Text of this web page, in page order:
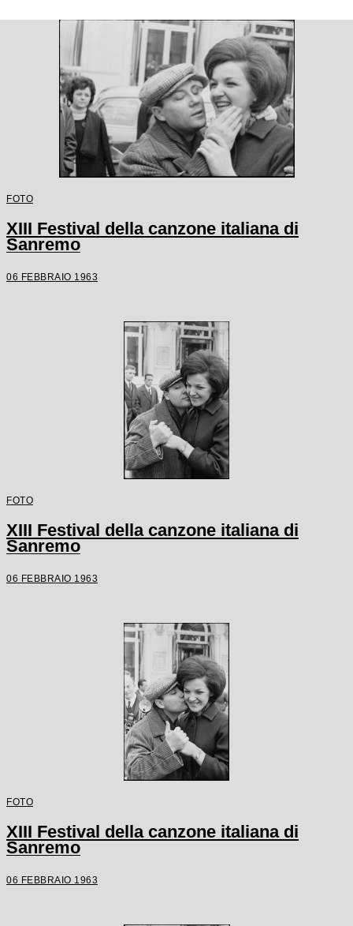
FOTO
XIII Festival della canzone italiana di
Sanremo
06 FEBBRAIO 1963
FOTO
XIII Festival della canzone italiana di
Sanremo
06 FEBBRAIO 1963
FOTO
XIII Festival della canzone italiana di
Sanremo
06 FEBBRAIO 1963